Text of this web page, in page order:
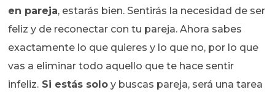
en pareja, estarás bien. Sentirás la necesidad de ser
feliz y de reconectar con tu pareja. Ahora sabes
exactamente lo que quieres y lo que no, por lo que
vas a eliminar todo aquello que te hace sentir
infeliz. Si estás solo y buscas pareja, será una tarea